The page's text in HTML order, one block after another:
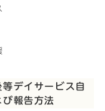
デイサービス自
報告方法